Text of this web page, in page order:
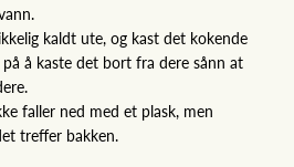
kaldt ute, og kast det kokende
å kaste det bort fra dere sånn at
faller ned med et plask, men
treffer bakken.